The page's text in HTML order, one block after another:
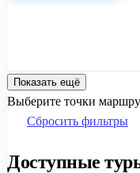
Показать ещё
Выберите точки
Сбросить фильтры
Доступные